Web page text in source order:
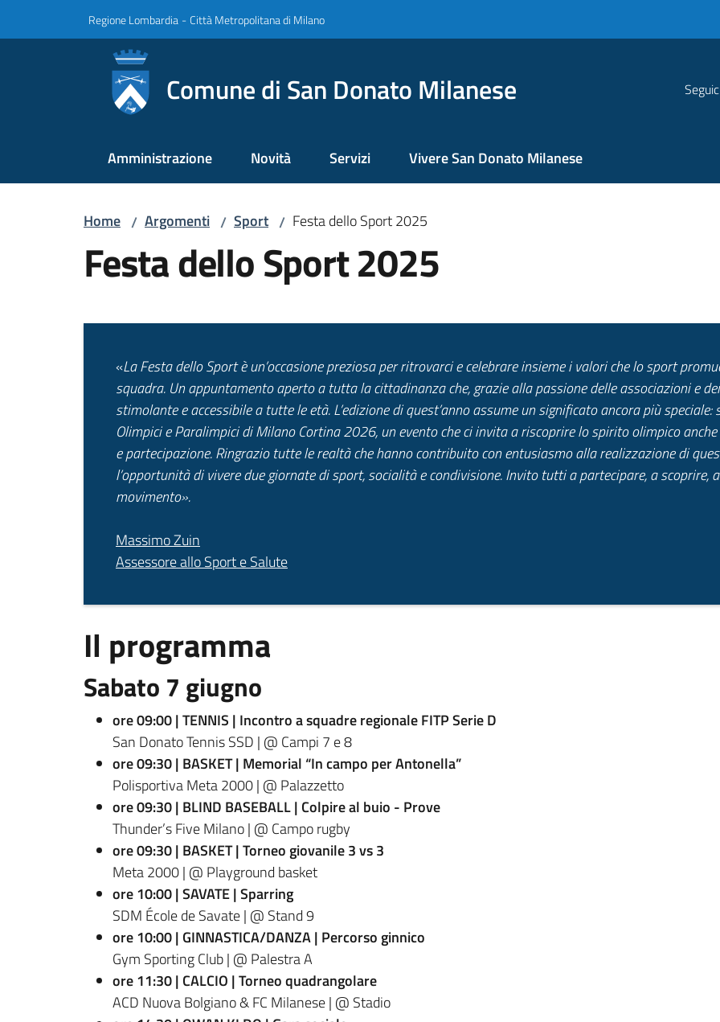
Regione Lombardia -Città Metropolitana di Milano
Comune di San Donato Milanese
Amministrazione Novità Servizi Vivere San Donato Milanese
Home / Argomenti / Sport / Festa dello Sport 2025
Festa dello Sport 2025
«La Festa dello Sport è un’occasione preziosa per ritrovarci e celebrare insieme i valori che lo sport
squadra. Un appuntamento aperto a tutta la cittadinanza che, grazie alla passione delle associazioni e
stimolante e accessibile a tutte le età. L’edizione di quest’anno assume un significato ancora più
Olimpici e Paralimpici di Milano Cortina 2026, un evento che ci invita a riscoprire lo spirito olimpico
e partecipazione. Ringrazio tutte le realtà che hanno contribuito con entusiasmo alla realizzazione di
l’opportunità di vivere due giornate di sport, socialità e condivisione. Invito tutti a partecipare, a scoprire,
movimento».
Massimo Zuin
Assessore allo Sport e Salute
Il programma
Sabato 7 giugno
ore 09:00 | TENNIS | Incontro a squadre regionale FITP Serie D
San Donato Tennis SSD | @ Campi 7 e 8
ore 09:30 | BASKET | Memorial “In campo per Antonella”
Polisportiva Meta 2000 | @ Palazzetto
ore 09:30 | BLIND BASEBALL | Colpire al buio - Prove
Thunder’s Five Milano | @ Campo rugby
ore 09:30 | BASKET | Torneo giovanile 3 vs 3
Meta 2000 | @ Playground basket
ore 10:00 | SAVATE | Sparring
SDM École de Savate | @ Stand 9
ore 10:00 | GINNASTICA/DANZA | Percorso ginnico
Gym Sporting Club | @ Palestra A
ore 11:30 | CALCIO | Torneo quadrangolare
ACD Nuova Bolgiano & FC Milanese | @ Stadio